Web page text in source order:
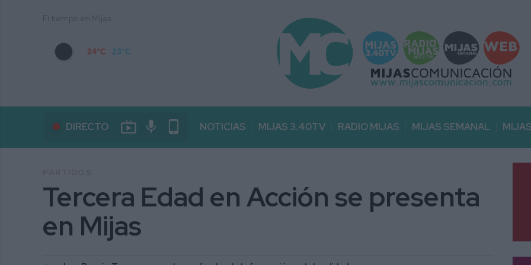
24°C 23°C
DIRECTO live_tv mic phone_android NOTICIAS MIJAS 3.40TV RADIO MIJAS MIJAS SEMANAL
Tercera Edad en Acción se presenta
en Mijas